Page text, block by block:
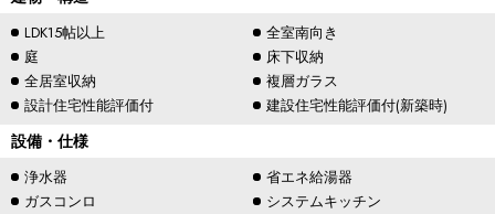
LDK15帖以上
全室南向き
庭
床下収納
全居室収納
複層ガラス
設計住宅性能評価付
建設住宅性能評価付(新築時)
設備・仕様
浄水器
省エネ給湯器
ガスコンロ
システムキッチン